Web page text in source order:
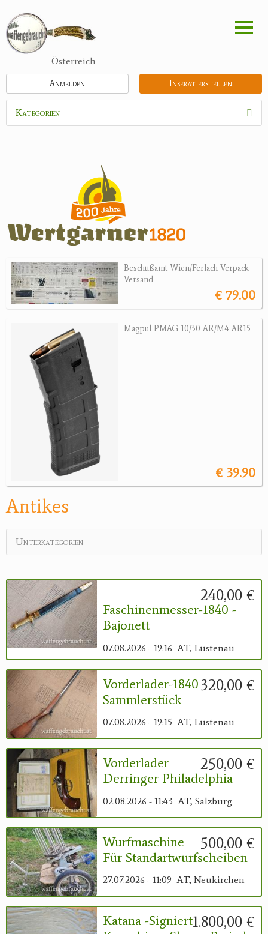
zum
Inhalt
Österreich
Inserat erstellen
Anmelden
Kategorien
Zubehör
Jagdangebote
Jagdreviere
Antikes
Geschenke
Reviereinrichtungen
Beschußamt Wien/Ferlach Verpack
Versand
€ 79.00
Magpul PMAG 10/30 AR/M4 AR15
€ 39.90
Antikes
Unterkategorien
240,00 €
Faschinenmesser-1840 -
Bajonett
07.08.2026 - 19:16 AT, Lustenau
320,00 €
Vorderlader-1840
Sammlerstück
07.08.2026 - 19:15 AT, Lustenau
250,00 €
Vorderlader
Derringer Philadelphia
02.08.2026 - 11:43 AT, Salzburg
500,00 €
Wurfmaschine
Für Standartwurfscheiben
27.07.2026 - 11:09 AT, Neukirchen
1.800,00 €
Katana -signiert